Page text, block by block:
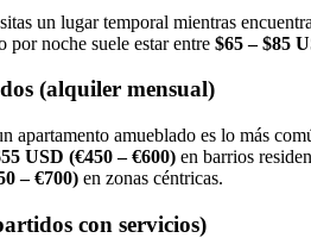
un lugar temporal mientras
por noche suele estar entre $65 – $85
(alquiler mensual)
apartamento amueblado es lo más
USD (€450 – €600) en barrios
– €700) en zonas céntricas.
con servicios)